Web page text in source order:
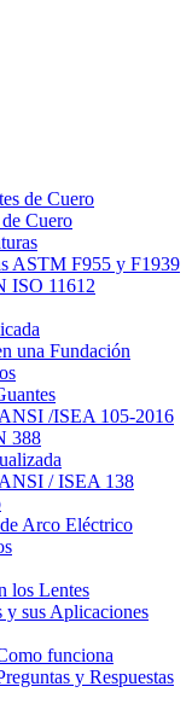
de Cuero
Cuero
ASTM F955 y F1939
ISO 11612
una Fundación
/ISEA 105-2016
388
/ ISEA 138
Arco Eléctrico
los Lentes
y sus Aplicaciones
funciona
y Respuestas